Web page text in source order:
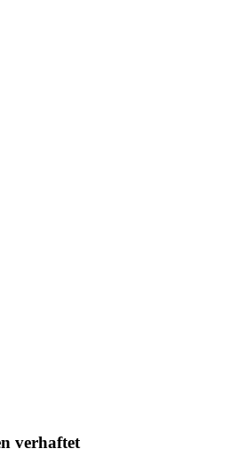
verhaftet